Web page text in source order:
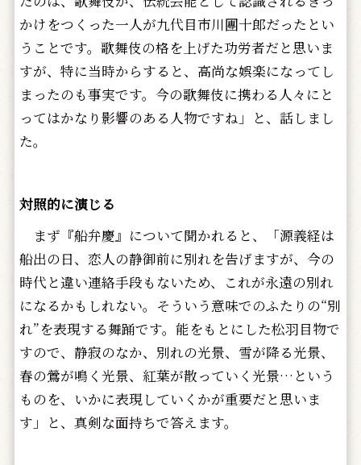
かけをつくった一人が九代目市川團十郎だったとい
うことです。歌舞伎の格を上げた功労者だと思いま
すが、特に当時からすると、高尚な娯楽になってし
まったのも事実です。今の歌舞伎に携わる人々にと
ってはかなり影響のある人物ですね」と、話しまし
た。
対照的に演じる
まず『船弁慶』について聞かれると、「源義経は
船出の日、恋人の静御前に別れを告げますが、今の
時代と違い連絡手段もないため、これが永遠の別れ
になるかもしれない。そういう意味でのふたりの“別
れ”を表現する舞踊です。能をもとにした松羽目物で
すので、静寂のなか、別れの光景、雪が降る光景、
春の鶯が鳴く光景、紅葉が散っていく光景…という
ものを、いかに表現していくかが重要だと思いま
す」と、真剣な面持ちで答えます。